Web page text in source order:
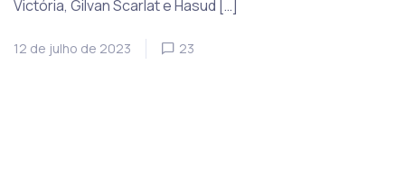
Victória, Gilvan Scarlat e Hasud […]
12 de julho de 2023 23